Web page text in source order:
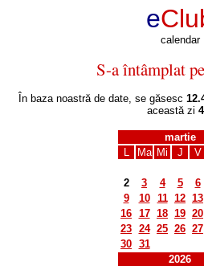
e
calendar
S-a întâmplat
În baza noastră de date, se găsesc
această zi
martie
L
Ma Mi J V
2
3 4 5 6
9
10 11 12 13
16 17 18 19 20
23 24 25 26 27
30 31
2026